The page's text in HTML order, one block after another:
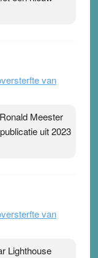
van
Meester
uit 2023
van
Lighthouse